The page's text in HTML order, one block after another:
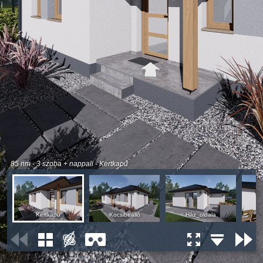
85 nm - 3 szoba + nappali - Kertkapu
Kertkapu Kocsibeálló Ház_oldala